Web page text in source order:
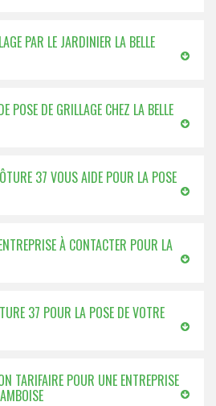
PAR LE JARDINIER LA BELLE
POSE DE GRILLAGE CHEZ LA BELLE
37 VOUS AIDE POUR LA POSE
À CONTACTER POUR LA
37 POUR LA POSE DE VOTRE
TARIFAIRE POUR UNE ENTREPRISE